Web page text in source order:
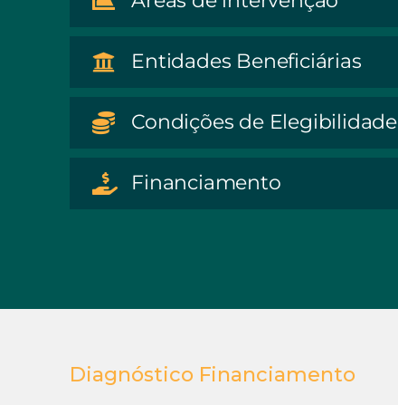
Entidades Beneficiárias
Condições de Elegibilidade
Financiamento
Diagnóstico Financiamento